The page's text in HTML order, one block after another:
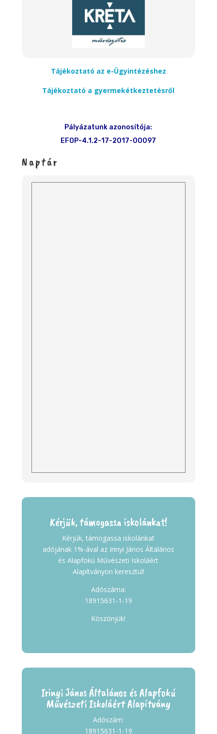
Tájékoztató az e-Ügyintézéshez
Tájékoztató a gyermekétkeztetésről
Pályázatunk azonosítója:
EFOP-4.1.2-17-2017-00097
Naptár
Kérjük, támogassa iskolánkat!
Kérjük, támogassa iskolánkat
adójának 1%-ával az Irinyi János Általános
és Alapfokú Művészeti Iskoláért
Alapítványon keresztül!
Adószáma:
18915631-1-19
Köszönjük!
Irinyi János Általános és Alapfokú
Művészeti Iskoláért Alapítvány
Adószám:
18915631-1-19